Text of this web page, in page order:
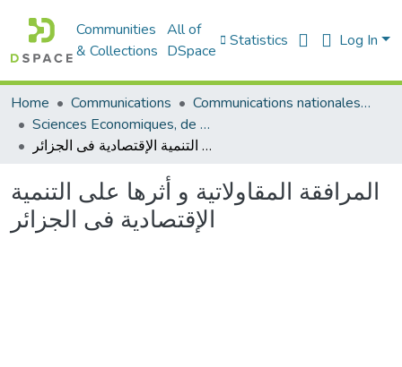
Communities
& Collections
All of
DSpace
Statistics Log In
Home Communications
Communications nationales (مداخلات وطنية)
Sciences Economiques, de Gestion et Commerciales - العلوم الإقتصادية و التجارية و علوم التسيير
المرافقة المقاولاتية و أثرها على التنمية الإقتصادية فى الجزائر
المرافقة المقاولاتية و أثرها على التنمية
الإقتصادية فى الجزائر